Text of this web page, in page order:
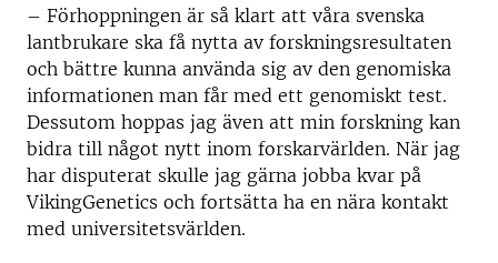
– Förhoppningen är så klart att våra svenska
lantbrukare ska få nytta av forskningsresultaten
och bättre kunna använda sig av den genomiska
informationen man får med ett genomiskt test.
Dessutom hoppas jag även att min forskning kan
bidra till något nytt inom forskarvärlden. När jag
har disputerat skulle jag gärna jobba kvar på
VikingGenetics och fortsätta ha en nära kontakt
med universitetsvärlden.